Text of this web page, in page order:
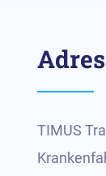
TIMUS